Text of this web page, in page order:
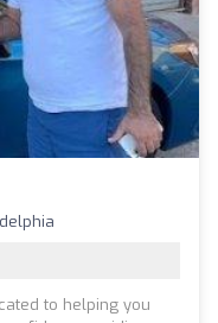
to helping you